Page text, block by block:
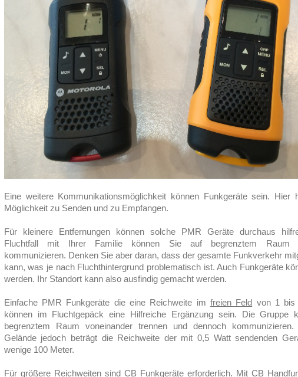
Eine weitere Kommunikationsmöglichkeit können Funkgeräte sein. Hier
Möglichkeit zu Senden und zu Empfangen.
Für kleinere Entfernungen können solche PMR Geräte durchaus
Fluchtfall mit Ihrer Familie können Sie auf begrenztem Raum
kommunizieren. Denken Sie aber daran, dass der gesamte Funkverkehr
kann, was je nach Fluchthintergrund problematisch ist. Auch Funkgeräte
werden. Ihr Standort kann also ausfindig gemacht werden.
Einfache PMR Funkgeräte die eine Reichweite im freien Feld von 1 bis
können im Fluchtgepäck eine Hilfreiche Ergänzung sein. Die Gruppe
begrenztem Raum voneinander trennen und dennoch
Gelände jedoch beträgt die Reichweite der mit 0,5 Watt sendenden
wenige 100 Meter.
Für größere Reichweiten sind CB Funkgeräte erforderlich. Mit CB